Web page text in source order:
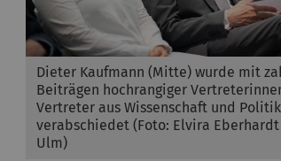
Dieter Kaufmann (Mitte) wurde mit
Beiträgen hochrangiger
Vertreter aus Wissenschaft und Politik
verabschiedet (Foto: Elvira
Ulm)